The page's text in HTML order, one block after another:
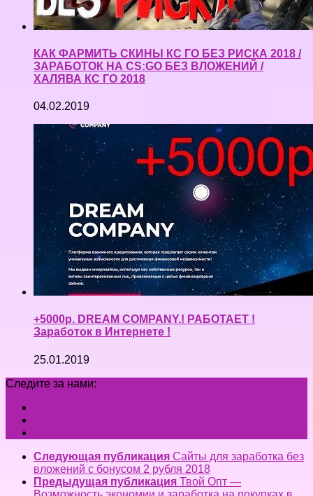
КАК ФАРМИТЬ СКИНЫ КС ГО БЕЗ РИСКА 2018 /
ЗАРАБОТОК НА CS:GO БЕЗ ВЛОЖЕНИЙ /
ХАЛЯВА КС ГО 2018
04.02.2019
+5000р. DREAM COMPANY.! РАБОТАЕТ !
Заработок в Интернете !
25.01.2019
Следите за нами:
Следующая публикация Сайты для заработка без
вложений с бонусом 2 рубля 2018
Предыдущая публикация Твой Опт —